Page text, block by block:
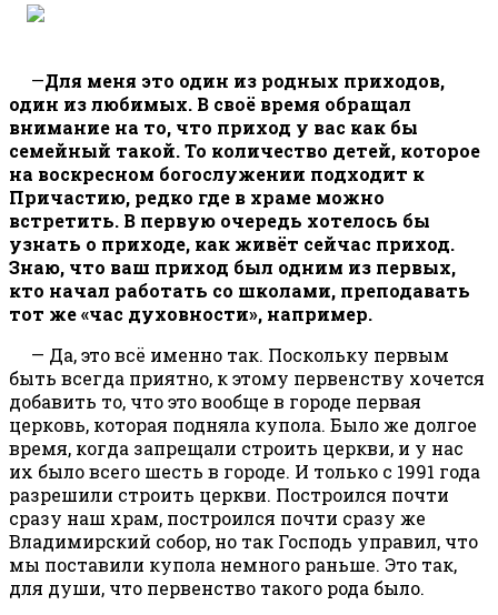
—Для меня это один из родных приходов,
один из любимых. В своё время обращал
внимание на то, что приход у вас как бы
семейный такой. То количество детей, которое
на воскресном богослужении подходит к
Причастию, редко где в храме можно
встретить. В первую очередь хотелось бы
узнать о приходе, как живёт сейчас приход.
Знаю, что ваш приход был одним из первых,
кто начал работать со школами, преподавать
тот же «час духовности», например.
— Да, это всё именно так. Поскольку первым
быть всегда приятно, к этому первенству хочется
добавить то, что это вообще в городе первая
церковь, которая подняла купола. Было же долгое
время, когда запрещали строить церкви, и у нас
их было всего шесть в городе. И только с 1991 года
разрешили строить церкви. Построился почти
сразу наш храм, построился почти сразу же
Владимирский собор, но так Господь управил, что
мы поставили купола немного раньше. Это так,
для души, что первенство такого рода было.